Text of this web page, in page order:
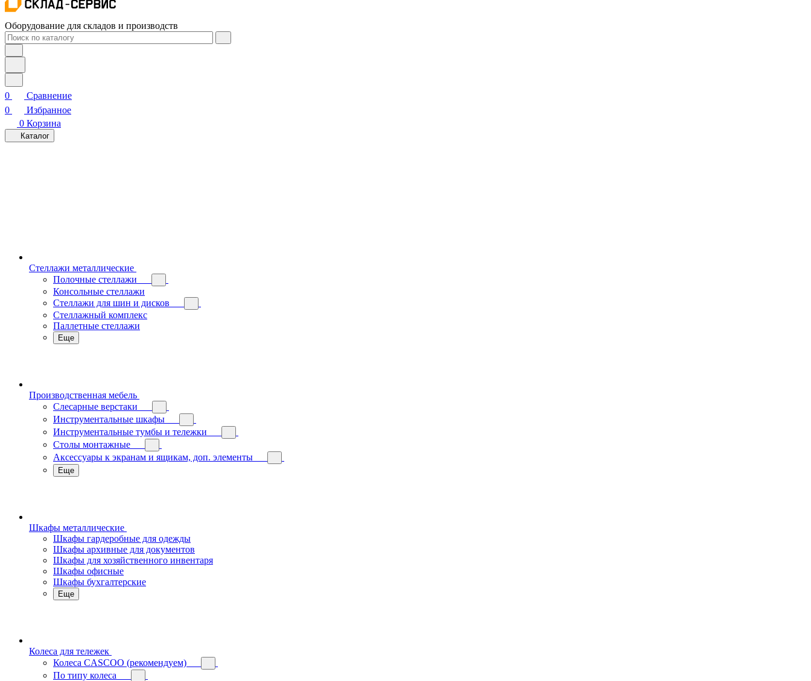
Оборудование для складов и производств
0
Сравнение
0
Избранное
0 Корзина
Каталог
Стеллажи металлические
Полочные стеллажи
Консольные стеллажи
Стеллажи для шин и дисков
Стеллажный комплекс
Паллетные стеллажи
Еще
Производственная мебель
Слесарные верстаки
Инструментальные шкафы
Инструментальные тумбы и тележки
Столы монтажные
Аксессуары к экранам и ящикам, доп. элементы
Еще
Шкафы металлические
Шкафы гардеробные для одежды
Шкафы архивные для документов
Шкафы для хозяйственного инвентаря
Шкафы офисные
Шкафы бухгалтерские
Еще
Колеса для тележек
Колеса CASCOO (рекомендуем)
По типу колеса